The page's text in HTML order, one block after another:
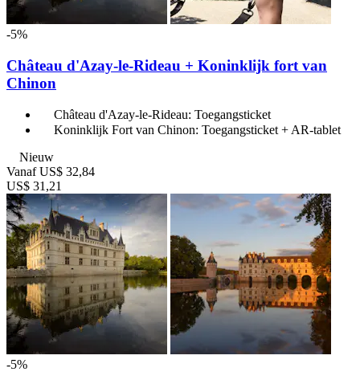
-5%
Château d'Azay-le-Rideau + Koninklijk fort van
Chinon
Château d'Azay-le-Rideau: Toegangsticket
Koninklijk Fort van Chinon: Toegangsticket + AR-tablet
Nieuw
Vanaf US$ 32,84
US$ 31,21
-5%